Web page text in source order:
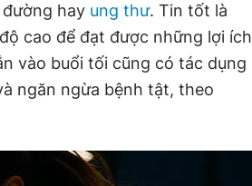
hay ung thư. Tin tốt là
cao để đạt được những lợi ích
vào buổi tối cũng có tác dụng
ngăn ngừa bệnh tật, theo